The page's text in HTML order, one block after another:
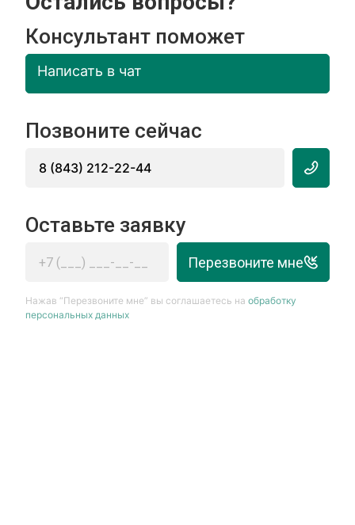
Консультант поможет
Написать в чат
Позвоните сейчас
8 (843) 212-22-44
Оставьте заявку
Перезвоните мне
Нажав “Перезвоните мне” вы соглашаетесь наобработку
персональных данных